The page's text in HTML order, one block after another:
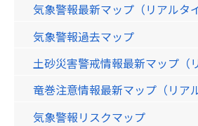
気象警報最新マップ（リアルタ
気象警報過去マップ
土砂災害警戒情報最新マップ（
竜巻注意情報最新マップ（リア
気象警報リスクマップ